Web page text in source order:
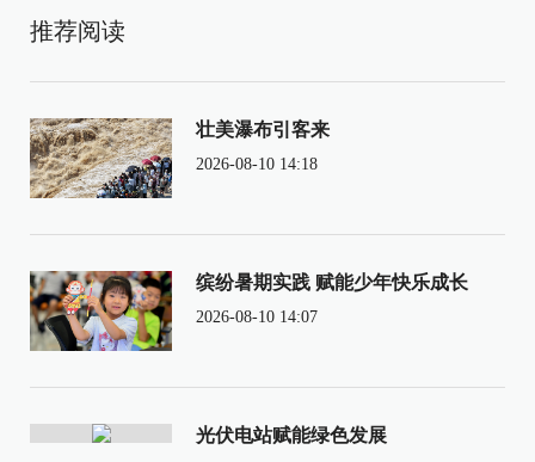
推荐阅读
壮美瀑布引客来
2026-08-10 14:18
缤纷暑期实践 赋能少年快乐成长
2026-08-10 14:07
光伏电站赋能绿色发展